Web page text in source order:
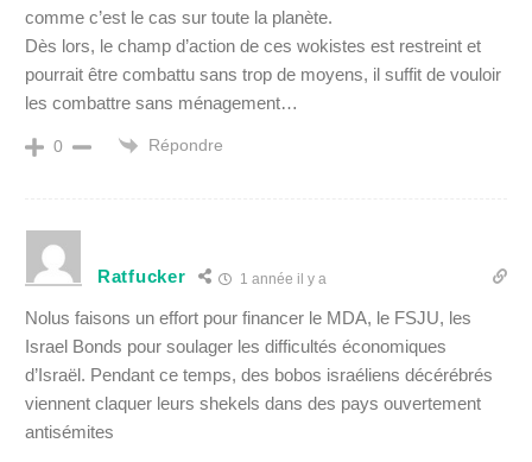
comme c’est le cas sur toute la planète.
Dès lors, le champ d’action de ces wokistes est restreint et
pourrait être combattu sans trop de moyens, il suffit de vouloir
les combattre sans ménagement…
0 Répondre
Ratfucker 1 année il y a
Nolus faisons un effort pour financer le MDA, le FSJU, les
Israel Bonds pour soulager les difficultés économiques
d’Israël. Pendant ce temps, des bobos israéliens décérébrés
viennent claquer leurs shekels dans des pays ouvertement
antisémites